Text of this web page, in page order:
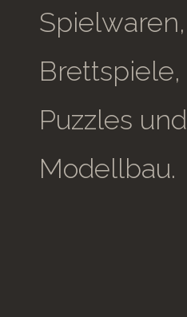
Spielwaren,
Brettspiele,
Puzzles und
Modellbau.